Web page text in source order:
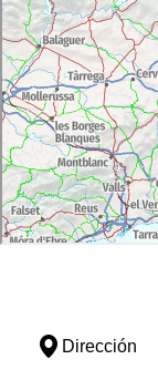
Dirección